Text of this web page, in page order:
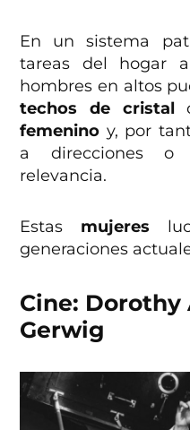
En un sistema
tareas del hogar
hombres en altos
techos de cristal
femenino y, por
a direcciones o
relevancia.
Estas mujeres
generaciones
Cine: Dorothy
Gerwig